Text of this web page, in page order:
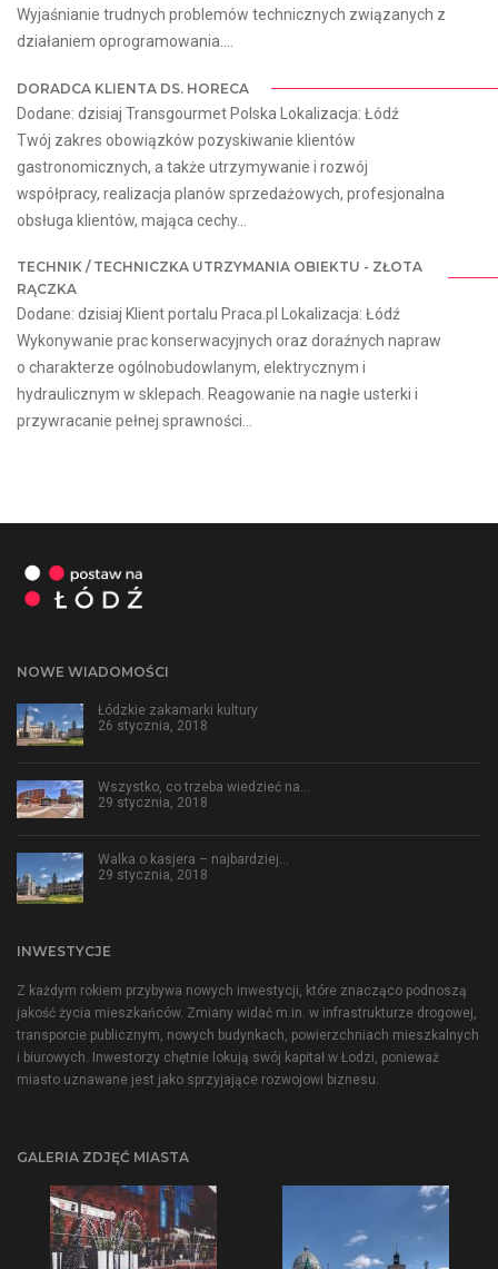
Wyjaśnianie trudnych problemów technicznych związanych z
działaniem oprogramowania....
DORADCA KLIENTA DS. HORECA
Dodane: dzisiaj Transgourmet Polska Lokalizacja: Łódź
Twój zakres obowiązków pozyskiwanie klientów
gastronomicznych, a także utrzymywanie i rozwój
współpracy, realizacja planów sprzedażowych, profesjonalna
obsługa klientów, mająca cechy...
TECHNIK / TECHNICZKA UTRZYMANIA OBIEKTU - ZŁOTA
RĄCZKA
Dodane: dzisiaj Klient portalu Praca.pl Lokalizacja: Łódź
Wykonywanie prac konserwacyjnych oraz doraźnych napraw
o charakterze ogólnobudowlanym, elektrycznym i
hydraulicznym w sklepach. Reagowanie na nagłe usterki i
przywracanie pełnej sprawności...
NOWE WIADOMOŚCI
Łódzkie zakamarki kultury
26 stycznia, 2018
Wszystko, co trzeba wiedzieć na…
29 stycznia, 2018
Walka o kasjera – najbardziej…
29 stycznia, 2018
INWESTYCJE
Z każdym rokiem przybywa nowych inwestycji, które znacząco podnoszą
jakość życia mieszkańców. Zmiany widać m.in. w infrastrukturze drogowej,
transporcie publicznym, nowych budynkach, powierzchniach mieszkalnych
i biurowych. Inwestorzy chętnie lokują swój kapitał w Łodzi, ponieważ
miasto uznawane jest jako sprzyjające rozwojowi biznesu.
GALERIA ZDJĘĆ MIASTA